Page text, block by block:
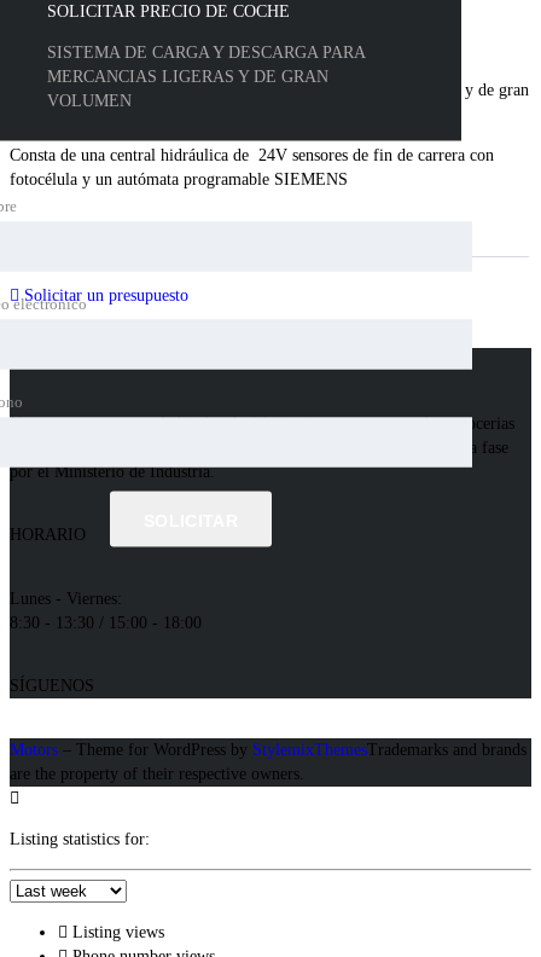
Diseñamos un sistema de carga y descarga para mercancías ligeras y de gran
Consta de una central hidráulica de 24V sensores de fin de carrera con
fotocélula y un autómata programable SIEMENS
Solicitar un presupuesto
Nuestra empresa esta dedicada a la fabricacion y reparacion de carrocerias
para vehiculos industriales, homologada como fabricante de segunda fase
por el Ministerio de Industria.
HORARIO
Lunes - Viernes:
8:30 - 13:30 / 15:00 - 18:00
SÍGUENOS
Motors – Theme for WordPress by StylemixThemesTrademarks and brands
are the property of their respective owners.
Listing statistics for:
Listing views
SOLICITAR PRECIO DE COCHE
SISTEMA DE CARGA Y DESCARGA PARA
MERCANCIAS LIGERAS Y DE GRAN
VOLUMEN
electrónico